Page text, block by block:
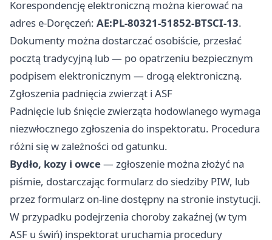
Korespondencję elektroniczną można kierować na
adres e-Doręczeń: AE:PL-80321-51852-BTSCI-13.
Dokumenty można dostarczać osobiście, przesłać
pocztą tradycyjną lub — po opatrzeniu bezpiecznym
podpisem elektronicznym — drogą elektroniczną.
Zgłoszenia padnięcia zwierząt i ASF
Padnięcie lub śnięcie zwierząta hodowlanego wymaga
niezwłocznego zgłoszenia do inspektoratu. Procedura
różni się w zależności od gatunku.
Bydło, kozy i owce— zgłoszenie można złożyć na
piśmie, dostarczając formularz do siedziby PIW, lub
przez formularz on-line dostępny na stronie instytucji.
W przypadku podejrzenia choroby zakaźnej (w tym
ASF u świń) inspektorat uruchamia procedury